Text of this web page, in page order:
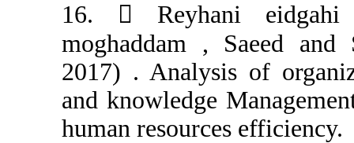
16. 
moghaddam ,
2017) .
and knowledge
human